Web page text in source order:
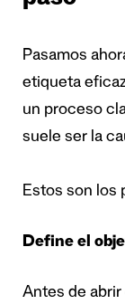
Pasamos
etiqueta
un proceso
suele ser la
Estos son los
Define el
Antes de